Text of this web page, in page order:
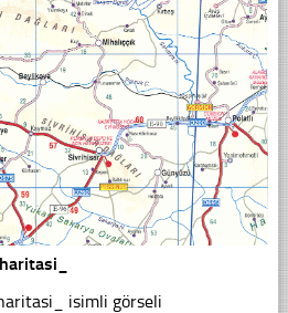
isimli görseli